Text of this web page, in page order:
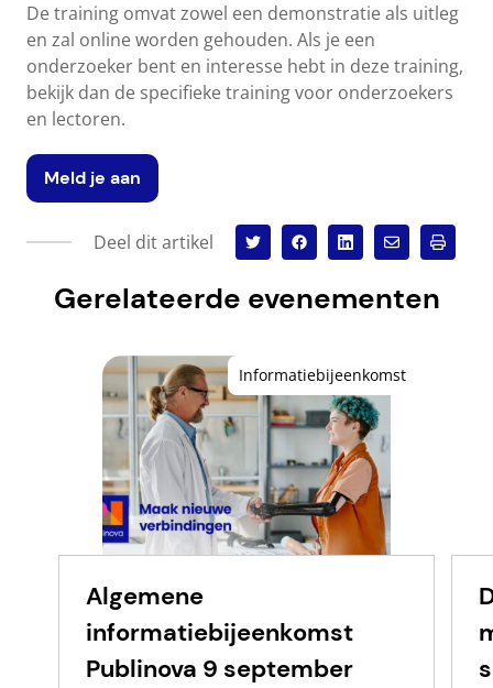
De training omvat zowel een demonstratie als uitleg
en zal online worden gehouden. Als je een
onderzoeker bent en interesse hebt in deze training,
bekijk dan de specifieke training voor onderzoekers
en lectoren.
Meld je aan
Deel dit artikel
Gerelateerde evenementen
Algemene
informatiebijeenkomst
Publinova 9 september
Informatiebijeenkomst